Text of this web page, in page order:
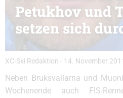
Petukhov und
setzen sich
XC-Ski Redaktion - 14. November
Neben Bruksvallarna und
Wochenende auch FIS-